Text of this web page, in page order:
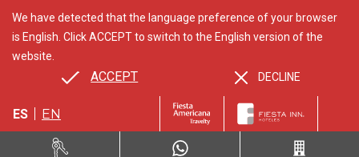
ES EN
We have detected that the language preference of your browser
is English. Click ACCEPT to switch to the English version of the
website.
ACCEPT DECLINE